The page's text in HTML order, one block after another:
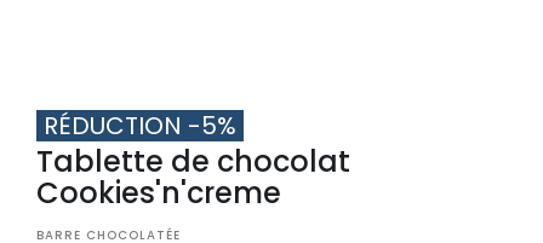
Tablette de chocolat
Cookies'n'creme
BARRE CHOCOLATÉE
RÉDUCTION -5%
Tablette de chocolat
RÉDUCTION -15%
Tablette de chocolat
RÉDUCTION -10%
Tablette de chocolat
RÉDUCTION -12%